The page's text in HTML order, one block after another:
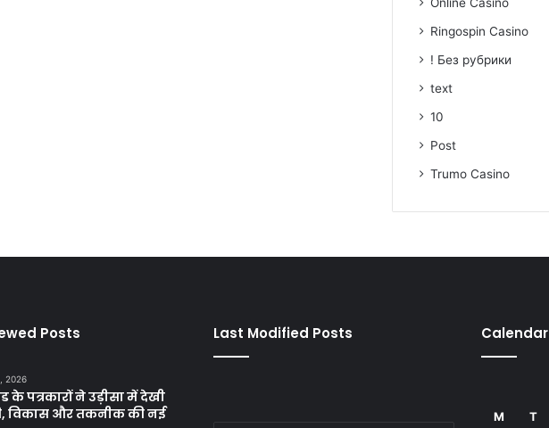
Ringospin Casino
! Без рубрики
text
10
Post
Trumo Casino
Posts
2026
के पत्रकारों ने उड़ीसा में देखी
विकास और तकनीक की नई
Last Modified Posts Calendar
M T